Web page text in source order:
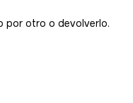
por otro o devolverlo.